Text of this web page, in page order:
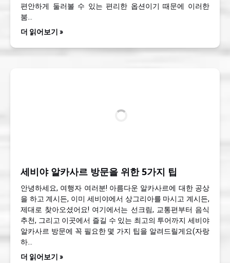
편안하게 둘러볼 수 있는 편리한 옵션이기 때문에 이러한
붐…
더 읽어보기 »
세비야 알카사르 방문을 위한 5가지 팁
안녕하세요, 여행자 여러분! 아름다운 알카사르에 대한 공상
을 하고 계시든, 이미 세비야에서 상그리아를 마시고 계시든,
제대로 찾아오셨어요! 여기에서는 선크림, 교통편부터 음식
추천, 그리고 이곳에서 즐길 수 있는 최고의 투어까지 세비야
알카사르 방문에 꼭 필요한 몇 가지 팁을 알려드릴게요(자랑
하…
더 읽어보기 »